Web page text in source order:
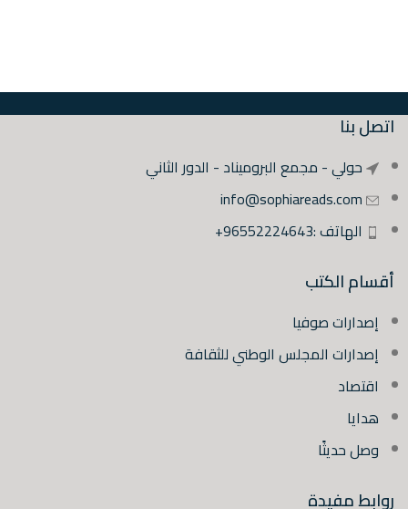
اتصل بنا
حولي - مجمع البروميناد - الدور الثاني
info@sophiareads.com
الهاتف :96552224643+
أقسام الكتب
إصدارات صوفيا
إصدارات المجلس الوطني للثقافة
اقتصاد
هدايا
وصل حديثًا
روابط مفيدة